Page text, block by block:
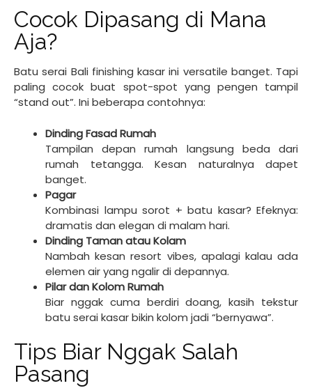
Cocok Dipasang di Mana
Aja?
Batu serai Bali finishing kasar ini versatile banget. Tapi
paling cocok buat spot-spot yang pengen tampil
“stand out”. Ini beberapa contohnya:
Dinding Fasad Rumah
Tampilan depan rumah langsung beda dari
rumah tetangga. Kesan naturalnya dapet
banget.
Pagar
Kombinasi lampu sorot + batu kasar? Efeknya:
dramatis dan elegan di malam hari.
Dinding Taman atau Kolam
Nambah kesan resort vibes, apalagi kalau ada
elemen air yang ngalir di depannya.
Pilar dan Kolom Rumah
Biar nggak cuma berdiri doang, kasih tekstur
batu serai kasar bikin kolom jadi “bernyawa”.
Tips Biar Nggak Salah
Pasang